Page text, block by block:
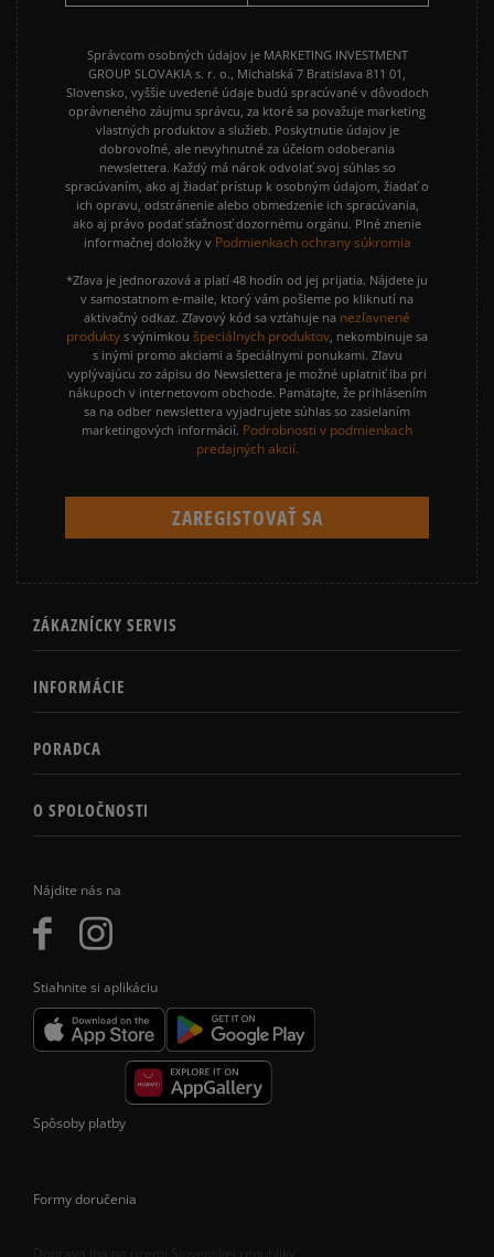
Nájdite nás na
Stiahnite si aplikáciu
Správcom osobných údajov je MARKETING INVESTMENT
GROUP SLOVAKIA s. r. o., Michalská 7 Bratislava 811 01,
Slovensko, vyššie uvedené údaje budú spracúvané v dôvodoch
oprávneného záujmu správcu, za ktoré sa považuje marketing
vlastných produktov a služieb. Poskytnutie údajov je
dobrovoľné, ale nevyhnutné za účelom odoberania
newslettera. Každý má nárok odvolať svoj súhlas so
spracúvaním, ako aj žiadať prístup k osobným údajom, žiadať o
ich opravu, odstránenie alebo obmedzenie ich spracúvania,
ako aj právo podať sťažnosť dozornému orgánu. Plné znenie
informačnej doložky v Podmienkach ochrany súkromia
*Zľava je jednorazová a platí 48 hodín od jej prijatia. Nájdete ju
v samostatnom e-maile, ktorý vám pošleme po kliknutí na
aktivačný odkaz. Zľavový kód sa vzťahuje na nezľavnené
produkty s výnimkou špeciálnych produktov, nekombinuje sa
s inými promo akciami a špeciálnymi ponukami. Zľavu
vyplývajúcu zo zápisu do Newslettera je možné uplatniť iba pri
nákupoch v internetovom obchode. Pamätajte, že prihlásením
sa na odber newslettera vyjadrujete súhlas so zasielaním
marketingových informácií. Podrobnosti v podmienkach
predajných akcií.
ZÁKAZNÍCKY SERVIS
INFORMÁCIE
PORADCA
O SPOLOČNOSTI
Spôsoby platby
Formy doručenia